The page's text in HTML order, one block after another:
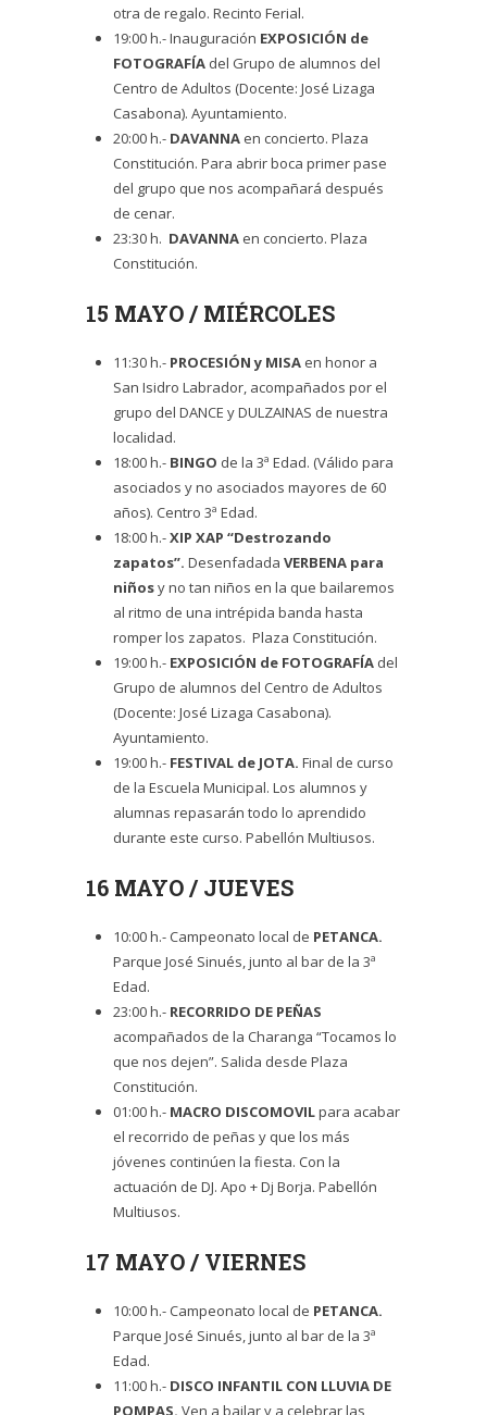
otra de regalo. Recinto Ferial.
19:00 h.- Inauguración EXPOSICIÓN de
FOTOGRAFÍA del Grupo de alumnos del
Centro de Adultos (Docente: José Lizaga
Casabona). Ayuntamiento.
20:00 h.- DAVANNA en concierto. Plaza
Constitución. Para abrir boca primer pase
del grupo que nos acompañará después
de cenar.
23:30 h. DAVANNA en concierto. Plaza
Constitución.
15 MAYO / MIÉRCOLES
11:30 h.- PROCESIÓN y MISA en honor a
San Isidro Labrador, acompañados por el
grupo del DANCE y DULZAINAS de nuestra
localidad.
18:00 h.- BINGO de la 3ª Edad. (Válido para
asociados y no asociados mayores de 60
años). Centro 3ª Edad.
18:00 h.-XIP XAP “Destrozando
zapatos”. Desenfadada VERBENA para
niñosy no tan niños en la que bailaremos
al ritmo de una intrépida banda hasta
romper los zapatos. Plaza Constitución.
19:00 h.- EXPOSICIÓN de FOTOGRAFÍA del
Grupo de alumnos del Centro de Adultos
(Docente: José Lizaga Casabona).
Ayuntamiento.
19:00 h.- FESTIVAL de JOTA. Final de curso
de la Escuela Municipal. Los alumnos y
alumnas repasarán todo lo aprendido
durante este curso. Pabellón Multiusos.
16 MAYO / JUEVES
10:00 h.- Campeonato local de PETANCA.
Parque José Sinués, junto al bar de la 3ª
Edad.
23:00 h.- RECORRIDO DE PEÑAS
acompañados de la Charanga “Tocamos lo
que nos dejen”. Salida desde Plaza
Constitución.
01:00 h.- MACRO DISCOMOVILpara acabar
el recorrido de peñas y que los más
jóvenes continúen la fiesta. Con la
actuación de DJ. Apo + Dj Borja. Pabellón
Multiusos.
17 MAYO / VIERNES
10:00 h.- Campeonato local de PETANCA.
Parque José Sinués, junto al bar de la 3ª
Edad.
11:00 h.- DISCO INFANTIL CON LLUVIA DE
POMPAS. Ven a bailar y a celebrar las